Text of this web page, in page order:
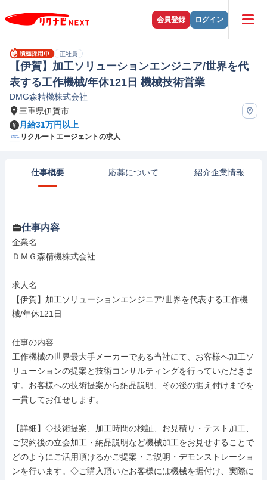
会員登録 ログイン
正社員
【伊賀】加工ソリューションエンジニア/世界を代
表する工作機械/年休121日 機械技術営業
DMG森精機株式会社
三重県伊賀市
月給31万円以上
リクルートエージェントの求人
仕事概要 応募について 紹介企業情報
仕事内容
企業名
ＤＭＧ森精機株式会社
求人名
【伊賀】加工ソリューションエンジニア/世界を代表する工作機
械/年休121日
仕事の内容
工作機械の世界最大手メーカーである当社にて、お客様へ加工ソ
リューションの提案と技術コンサルティングを行っていただきま
す。お客様への技術提案から納品説明、その後の据え付けまでを
一貫してお任せします。
【詳細】◇技術提案、加工時間の検証、お見積り・テスト加工、
ご契約後の立会加工・納品説明など機械加工をお見せすることで
どのようにご活用頂けるかご提案・ご説明・デモンストレーショ
ンを行います。◇ご購入頂いたお客様には機械を据付け、実際に